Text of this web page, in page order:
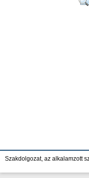
Szakdolgozat, az alkalamzott